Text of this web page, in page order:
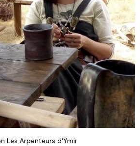
Les Arpenteurs d'Ymir